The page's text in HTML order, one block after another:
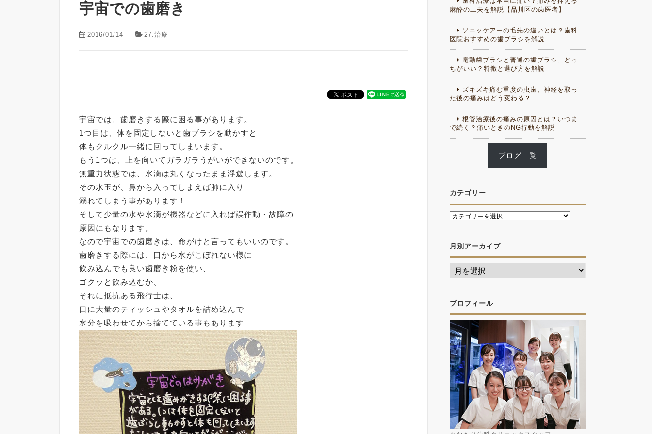
宇宙での歯磨き
2016/01/14 27.治療
宇宙では、歯磨きする際に困る事があります。
1つ目は、体を固定しないと歯ブラシを動かすと
体もクルクル一緒に回ってしまいます。
もう1つは、上を向いてガラガラうがいができないのです。
無重力状態では、水滴は丸くなったまま浮遊します。
その水玉が、鼻から入ってしまえば肺に入り
溺れてしまう事があります！
そして少量の水や水滴が機器などに入れば誤作動・故障の
原因にもなります。
なので宇宙での歯磨きは、命がけと言ってもいいのです。
歯磨きする際には、口から水がこぼれない様に
飲み込んでも良い歯磨き粉を使い、
ゴクッと飲み込むか、
それに抵抗ある飛行士は、
口に大量のティッシュやタオルを詰め込んで
水分を吸わせてから捨てている事もあります
麻酔の工夫を解説【品川区の歯医者】
ソニッケアーの毛先の違いとは？歯科
医院おすすめの歯ブラシを解説
電動歯ブラシと普通の歯ブラシ、どっ
ちがいい？特徴と選び方を解説
ズキズキ痛む重度の虫歯。神経を取っ
た後の痛みはどう変わる？
根管治療後の痛みの原因とは？いつま
で続く？痛いときのNG行動を解説
ブログ一覧
カテゴリー
月別アーカイブ
プロフィール